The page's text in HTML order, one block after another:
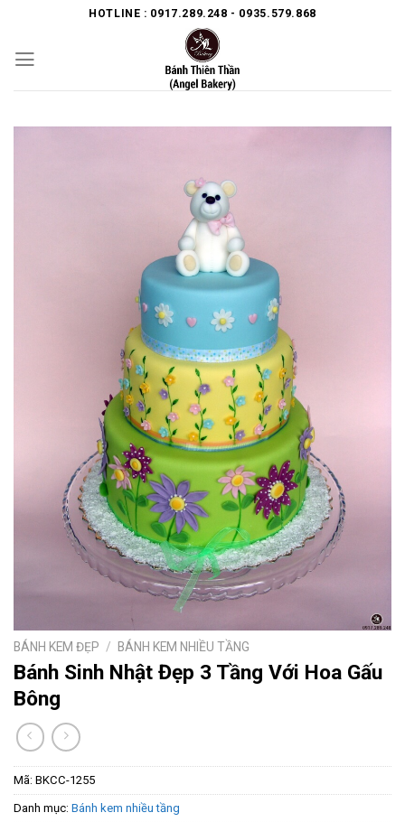
content
HOTLINE : 0917.289.248 - 0935.579.868
BÁNH KEM ĐẸP / BÁNH KEM NHIỀU TẦNG
Bánh Sinh Nhật Đẹp 3 Tầng Với Hoa Gấu
Bông
Mã: BKCC-1255
Danh mục: Bánh kem nhiều tầng